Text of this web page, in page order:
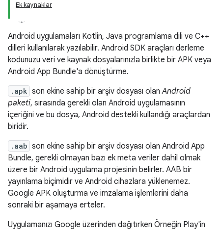
Ek kaynaklar
Android uygulamaları Kotlin, Java programlama dili ve C++
dilleri kullanılarak yazılabilir. Android SDK araçları derleme
kodunuzu veri ve kaynak dosyalarınızla birlikte bir APK veya
Android App Bundle'a dönüştürme.
.apk son ekine sahip bir arşiv dosyası olanAndroid
paketi, sırasında gerekli olan Android uygulamasının
içeriğini ve bu dosya, Android destekli kullandığı araçlardan
biridir.
.aab son ekine sahip bir arşiv dosyası olan Android App
Bundle, gerekli olmayan bazı ek meta veriler dahil olmak
üzere bir Android uygulama projesinin belirler. AAB bir
yayınlama biçimidir ve Android cihazlara yüklenemez.
Google APK oluşturma ve imzalama işlemlerini daha
sonraki bir aşamaya erteler.
Uygulamanızı Google üzerinden dağıtırken Örneğin Play'in